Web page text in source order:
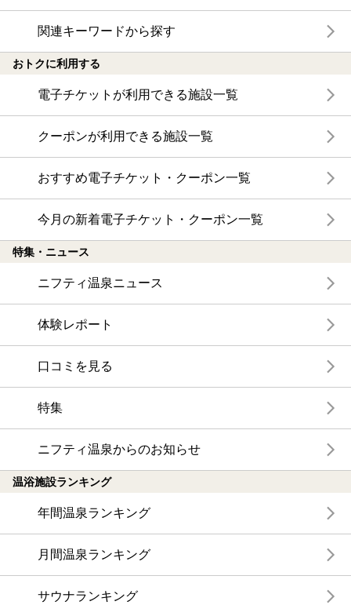
関連キーワードから探す
おトクに利用する
電子チケットが利用できる施設一覧
クーポンが利用できる施設一覧
おすすめ電子チケット・クーポン一覧
今月の新着電子チケット・クーポン一覧
特集・ニュース
ニフティ温泉ニュース
体験レポート
口コミを見る
特集
ニフティ温泉からのお知らせ
温浴施設ランキング
年間温泉ランキング
月間温泉ランキング
サウナランキング